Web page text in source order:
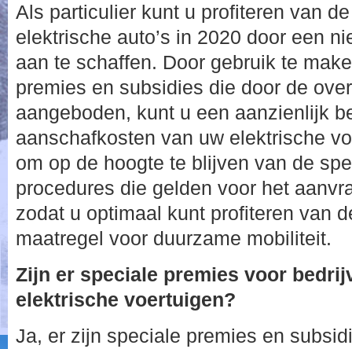
Als particulier kunt u profiteren van
elektrische auto’s in 2020 door een
aan te schaffen. Door gebruik te
premies en subsidies die door de
aangeboden, kunt u een aanzienlijk
aanschafkosten van uw elektrische
om op de hoogte te blijven van de
procedures die gelden voor het
zodat u optimaal kunt profiteren van
maatregel voor duurzame mobiliteit.
Zijn er speciale premies voor
elektrische voertuigen?
Ja, er zijn speciale premies en